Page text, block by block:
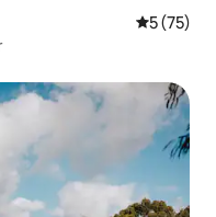
5 de uma
5 (75)